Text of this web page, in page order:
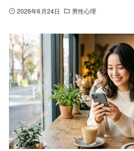
2026年6月24日 男性心理